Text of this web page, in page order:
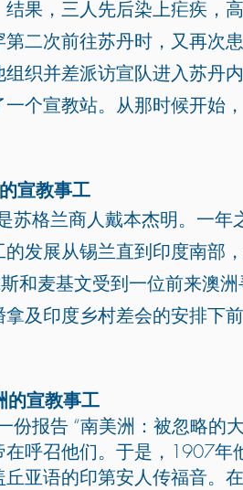
果，三人先后染上疟疾，
二次前往苏丹时，又再次
织并差派访宣队进入苏丹
个宣教站。从那时候开始
宣教事工
苏格兰商人戴本杰明。一年
发展从锡兰直到印度南部
和麦基文受到一位前来澳
及印度乡村差会的安排下
的宣教事工
报告 “南美洲：被忽略的
呼召他们。于是，1907年
亚语的印第安人传福音。